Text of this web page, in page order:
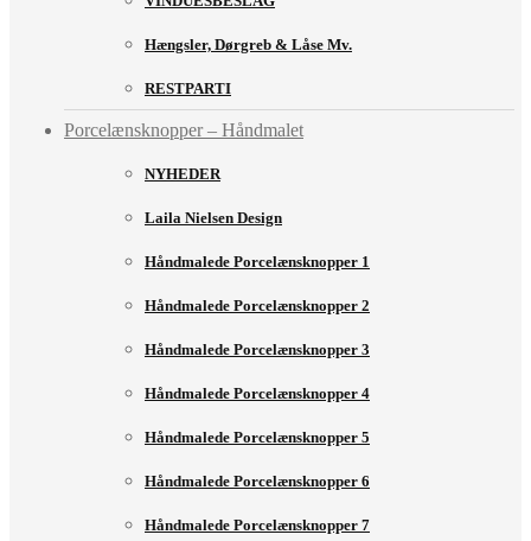
Hængsler, Dørgreb & Låse Mv.
RESTPARTI
Porcelænsknopper – Håndmalet
NYHEDER
Laila Nielsen Design
Håndmalede Porcelænsknopper 1
Håndmalede Porcelænsknopper 2
Håndmalede Porcelænsknopper 3
Håndmalede Porcelænsknopper 4
Håndmalede Porcelænsknopper 5
Håndmalede Porcelænsknopper 6
Håndmalede Porcelænsknopper 7